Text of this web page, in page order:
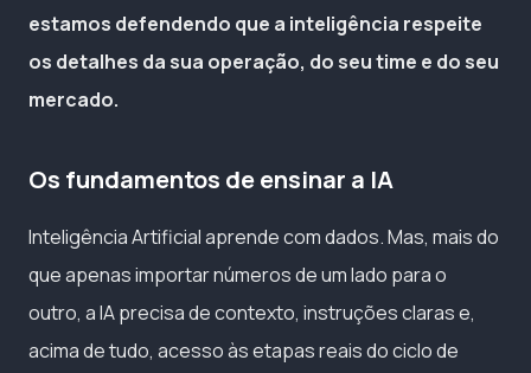
estamos defendendo que a inteligência respeite
os detalhes da sua operação, do seu time e do seu
mercado.
Os fundamentos de ensinar a IA
Inteligência Artificial aprende com dados. Mas, mais do
que apenas importar números de um lado para o
outro, a IA precisa de contexto, instruções claras e,
acima de tudo, acesso às etapas reais do ciclo de